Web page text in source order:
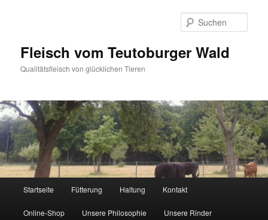
Fleisch vom Teutoburger Wald
Qualitätsfleisch von glücklichen Tieren
Startseite Fütterung Haltung Kontakt
Online-Shop Unsere Philosophie Unsere Rinder